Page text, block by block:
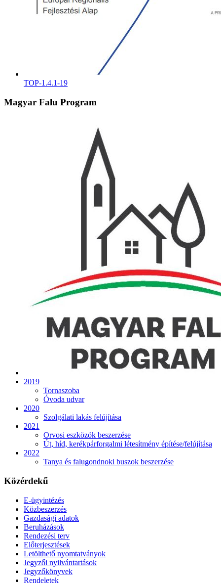
TOP-1.4.1-19
Magyar Falu Program
2019
Tornaszoba
Óvoda udvar
2020
Szolgálati lakás felújítása
2021
Orvosi eszközök beszerzése
Út, híd, kerékpárforgalmi létesítmény építése/felújítása
2022
Tanya és falugondnoki buszok beszerzése
Közérdekű
E-ügyintézés
Közbeszerzés
Gazdasági adatok
Beruházások
Rendezési terv
Előterjesztések
Letölthető nyomtatványok
Jegyzői nyilvántartások
Jegyzőkönyvek
Rendeletek